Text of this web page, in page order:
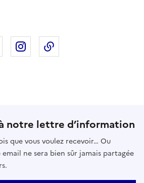
sur X
Partager sur Linkedin
Partager sur Instagram
notre lettre d’information
que vous voulez recevoir… Ou
ne sera bien sûr jamais partagée